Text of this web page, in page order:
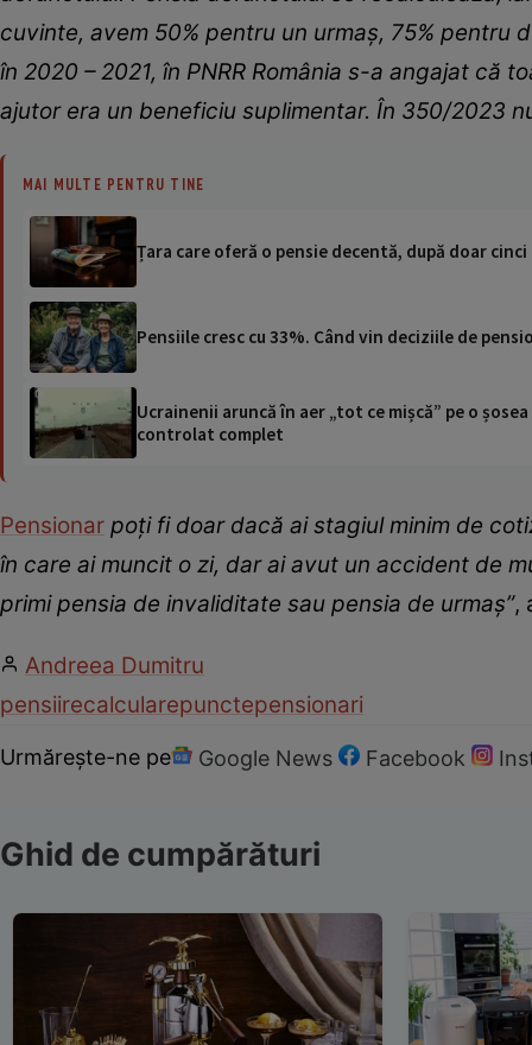
cuvinte, avem 50% pentru un urmaș, 75% pentru
în 2020 – 2021, în PNRR România s-a angajat că
ajutor era un beneficiu suplimentar. În 350/2023
MAI MULTE PENTRU TINE
Țara care oferă o pensie decentă, după doar
Pensiile cresc cu 33%. Când vin deciziile de
Ucrainenii aruncă în aer „tot ce mișcă” pe o
controlat complet
Pensionar poți fi doar dacă ai stagiul minim de
în care ai muncit o zi, dar ai avut un accident de
primi pensia de invaliditate sau pensia de urmaș”,
Andreea Dumitru
pensiirecalcularepunctepensionari
Urmărește-ne pe Google News Facebook
Ghid de cumpărături